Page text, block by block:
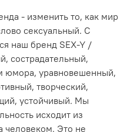
- изменить то, как мир
сексуальный. С
наш бренд SEX-Y /
сострадательный,
юмора, уравновешенный,
творческий,
устойчивый. Мы
исходит из
человеком. Это не